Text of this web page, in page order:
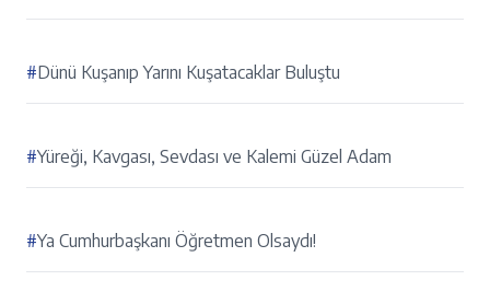
#Dünü Kuşanıp Yarını Kuşatacaklar Buluştu
#Yüreği, Kavgası, Sevdası ve Kalemi Güzel Adam
#Ya Cumhurbaşkanı Öğretmen Olsaydı!